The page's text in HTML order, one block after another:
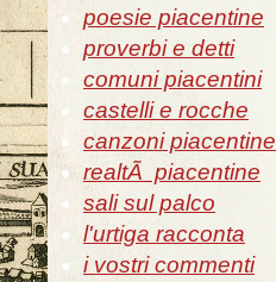
poesie piacentine
proverbi e detti
comuni piacentini
castelli e rocche
canzoni piacentine
realtÃ piacentine
sali sul palco
l'urtiga racconta
i vostri commenti